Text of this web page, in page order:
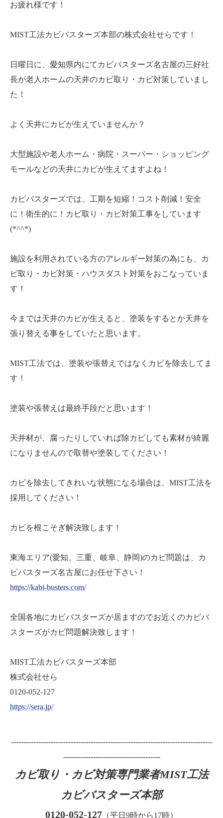
お疲れ様です！
MIST工法カビバスターズ本部の株式会社せらです！
日曜日に、愛知県内にてカビバスターズ名古屋の三好社
長が老人ホームの天井のカビ取り・カビ対策していまし
た！
よく天井にカビが生えていませんか？
大型施設や老人ホーム・病院・スーパー・ショッピング
モールなどの天井にカビが生えてますよね！
カビバスターズでは、工期を短縮！コスト削減！安全
に！衛生的に！カビ取り・カビ対策工事をしています
(*^^*)
施設を利用されている方のアレルギー対策の為にも、カ
ビ取り・カビ対策・ハウスダスト対策をおこなっていま
す！
今までは天井のカビが生えると、塗装をするとか天井を
張り替える事をしていたと思います。
MIST工法では、塗装や張替えではなくカビを除去してま
す！
塗装や張替えは最終手段だと思います！
天井材が、腐ったりしていれば除カビしても素材が綺麗
になりませんので取替や塗装してください！
カビを除去してきれいな状態になる場合は、MIST工法を
採用してください！
カビを根こそぎ解決致します！
東海エリア(愛知、三重、岐阜、静岡)のカビ問題は、カ
ビバスターズ名古屋にお任せ下さい！
https://kabi-busters.com/
全国各地にカビバスターズが居ますのでお近くのカビバ
スターズがカビ問題解決致します！
MIST工法カビバスターズ本部
株式会社せら
0120-052-127
https://sera.jp/
---------------------------------------------------------------------------------
---------------------------------------
カビ取り・カビ対策専門業者MIST工法
カビバスターズ本部
0120-052-127 （平日9時から17時）